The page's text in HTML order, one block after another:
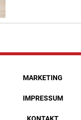
MARKETING
IMPRESSUM